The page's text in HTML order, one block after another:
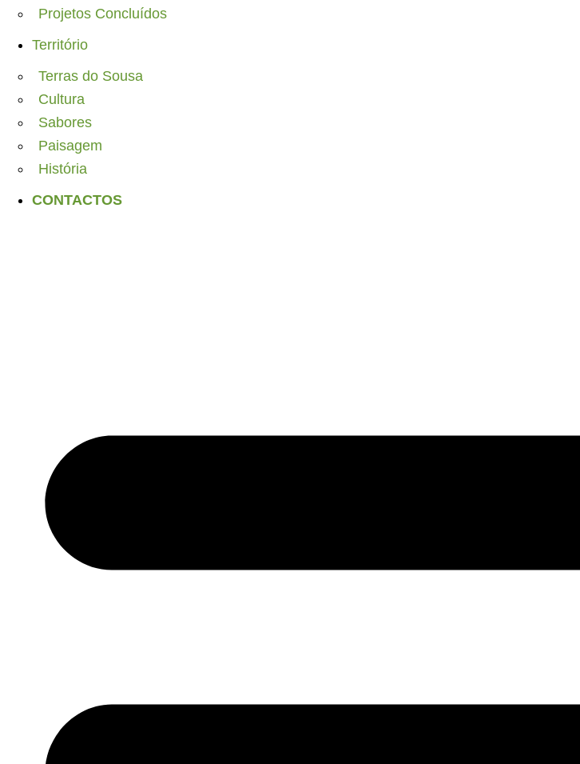
Projetos Concluídos
Território
Terras do Sousa
Cultura
Sabores
Paisagem
História
CONTACTOS